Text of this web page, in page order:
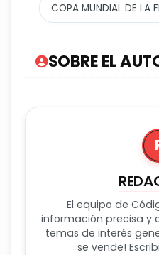
COPA MUNDIAL DE LA
SOBRE EL
El equipo de
información precisa y
temas de interés
se vende!